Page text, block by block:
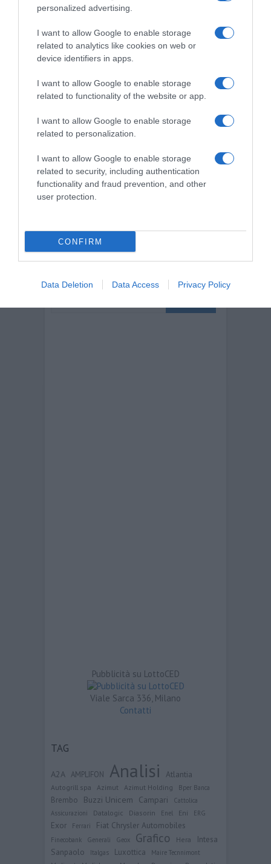
personalized advertising.
I want to allow Google to enable storage
related to analytics like cookies on web or
device identifiers in apps.
I want to allow Google to enable storage
related to functionality of the website or app.
I want to allow Google to enable storage
related to personalization.
I want to allow Google to enable storage
related to security, including authentication
functionality and fraud prevention, and other
user protection.
CONFIRM
Data Deletion Data Access Privacy Policy
Sito web
Salva il mio nome, email e sito web in
questo browser per la prossima volta che
commento.
This site uses Akismet to reduce spam.
Learn how your comment data is
processed.
Pubblicità su LottoCED
Viale Sarca 336, Milano
Contatti
TAG
A2A AMPLIFON Analisi Atlantia
Autogrill spa Azimut Azimut Holding Bper Banca
Brembo Buzzi Unicem Campari
Cattolica
Assicurazioni
Datalogic Diasorin Enel Eni ERG
Exor Ferrari Fiat Chrysler Automobiles
Finecobank Generali Geox Grafico Hera
Intesa
Sanpaolo
Italgas Luxottica
Maire Tecnnimont